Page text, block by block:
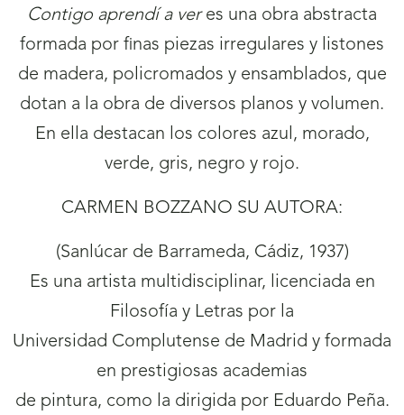
Contigo aprendí a veres una obra abstracta
formada por finas piezas irregulares y listones
de madera, policromados y ensamblados, que
dotan a la obra de diversos planos y volumen.
En ella destacan los colores azul, morado,
verde, gris, negro y rojo.
CARMEN BOZZANO SU AUTORA:
(Sanlúcar de Barrameda, Cádiz, 1937)
Es una artista multidisciplinar, licenciada en
Filosofía y Letras por la
Universidad Complutense de Madrid y formada
en prestigiosas academias
de pintura, como la dirigida por Eduardo Peña.